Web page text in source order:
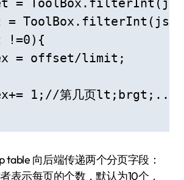
=
!=0){
= offset/limit;
1;//第几页lt;brgt;...
table 向后端传递两个分页字段：
表示每页的个数，默认为10个，